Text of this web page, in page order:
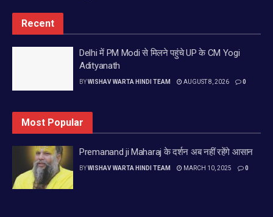
Recent
Delhi में PM Modi से मिलने पहुंचे UP के CM Yogi
Adityanath
BYWISHAV WARTA HINDI TEAM AUGUST 8, 2026 0
Most Popular
Premanand ji Maharaj के दर्शन अब नहीं रहेंगे आसान
BYWISHAV WARTA HINDI TEAM MARCH 10, 2025 0